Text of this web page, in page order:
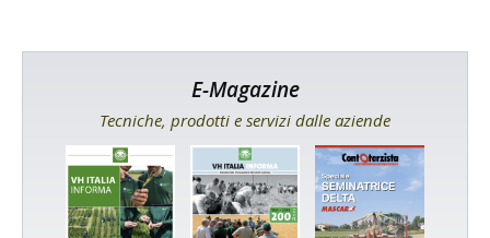
E-Magazine
Tecniche, prodotti e servizi dalle aziende